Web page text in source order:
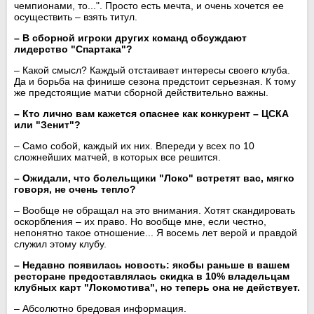
чемпионами, то...". Просто есть мечта, и очень хочется ее
осуществить – взять титул.
– В сборной игроки других команд обсуждают
лидерство "Спартака"?
– Какой смысл? Каждый отстаивает интересы своего клуба.
Да и борьба на финише сезона предстоит серьезная. К тому
же предстоящие матчи сборной действительно важны.
– Кто лично вам кажется опаснее как конкурент – ЦСКА
или "Зенит"?
– Само собой, каждый их них. Впереди у всех по 10
сложнейших матчей, в которых все решится.
– Ожидали, что болельщики "Локо" встретят вас, мягко
говоря, не очень тепло?
– Вообще не обращал на это внимания. Хотят скандировать
оскорбления – их право. Но вообще мне, если честно,
непонятно такое отношение... Я восемь лет верой и правдой
служил этому клубу.
– Недавно появилась новость: якобы раньше в вашем
ресторане предоставлялась скидка в 10% владельцам
клубных карт "Локомотива", но теперь она не действует.
– Абсолютно бредовая информация.